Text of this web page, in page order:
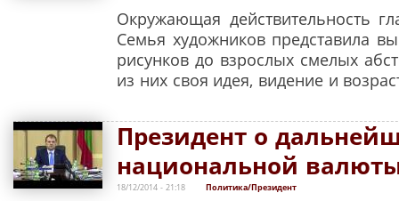
Окружающая действительность
Семья художников представила
рисунков до взрослых смелых
из них своя идея, видение и
Президент о
национальной
18/12/2014 - 21:18 Политика/Президент